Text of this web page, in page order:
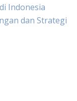
Indonesia
dan Strategi